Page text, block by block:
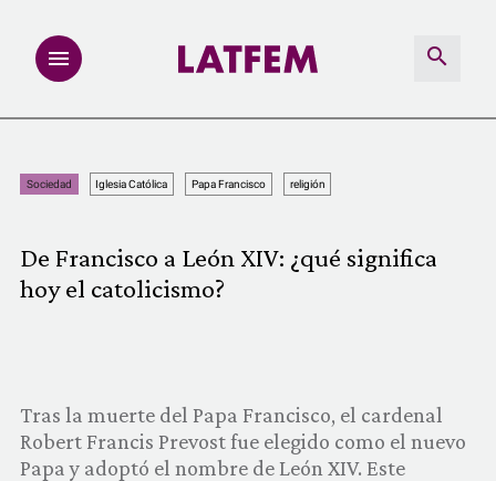
MULTIMEDIA
PRODUCTOS
Sociedad Iglesia Católica Papa Francisco religión
De Francisco a León XIV: ¿qué significa
hoy el catolicismo?
Tras la muerte del Papa Francisco, el cardenal
Robert Francis Prevost fue elegido como el nuevo
Papa y adoptó el nombre de León XIV. Este